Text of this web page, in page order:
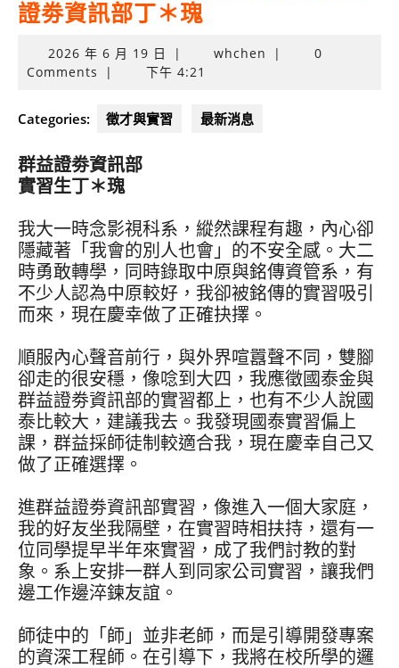
證劵資訊部丁＊瑰
2026 年 6 月 19 日 2026
年
月
19
| whchen |
0
Comments
| 下午 4:21
Categories: 徵才與實習 最新消息
群益證劵資訊部
實習生丁＊瑰
我大一時念影視科系，縱然課程有趣，內心卻
隱藏著「我會的別人也會」的不安全感。大二
時勇敢轉學，同時錄取中原與銘傳資管系，有
不少人認為中原較好，我卻被銘傳的實習吸引
而來，現在慶幸做了正確抉擇。
順服內心聲音前行，與外界喧囂聲不同，雙腳
卻走的很安穩，像唸到大四，我應徵國泰金與
群益證劵資訊部的實習都上，也有不少人說國
泰比較大，建議我去。我發現國泰實習偏上
課，群益採師徒制較適合我，現在慶幸自己又
做了正確選擇。
進群益證劵資訊部實習，像進入一個大家庭，
我的好友坐我隔壁，在實習時相扶持，還有一
位同學提早半年來實習，成了我們討教的對
象。系上安排一群人到同家公司實習，讓我們
邊工作邊淬鍊友誼。
師徒中的「師」並非老師，而是引導開發專案
的資深工程師。在引導下，我將在校所學的邏